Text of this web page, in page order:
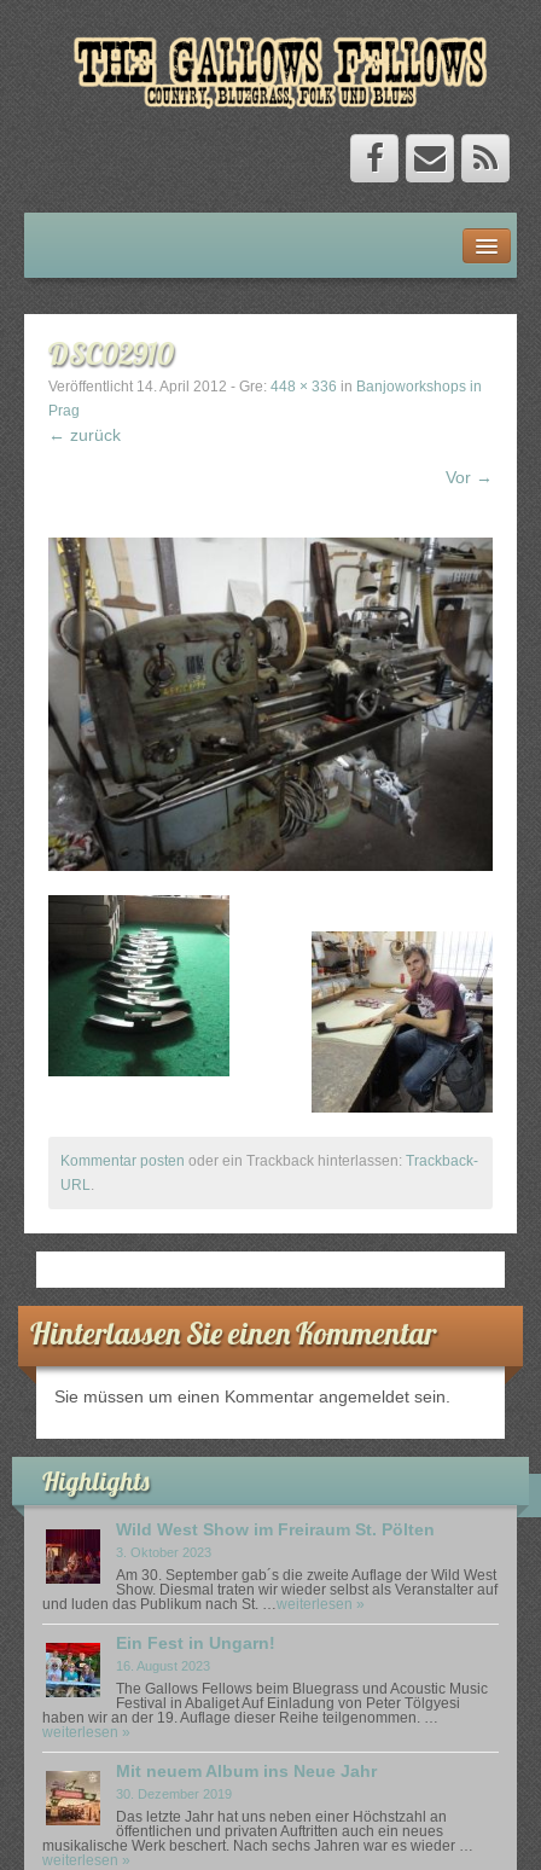
About
About The Gallows Fellows
The Gallows Fellows Story
Kontakt
Musik
Hörbeispiele
Auszüge aus dem Repertoire
Veranstaltungen
Bilder
Shop
Album „From Galway Bay to the Cumberland Gap“
Band T-Shirts
The Gallows Fellows Wild West Show
The Gallows Fellows Wild West Show – Premiere im
DSC02910
Veröffentlicht 14. April 2012 - Gre: 448 × 336 in Banjoworkshops in
Prag
← zurück
Vor →
Kommentar posten oder ein Trackback hinterlassen: Trackback-
URL
Hinterlassen Sie einen Kommentar
Sie müssen um einen Kommentar angemeldet sein.
Highlights
Wild West Show im Freiraum St. Pölten
3. Oktober 2023
Am 30. September gab´s die zweite Auflage der Wild West
Show. Diesmal traten wir wieder selbst als Veranstalter auf
und luden das Publikum nach St. … weiterlesen »
Ein Fest in Ungarn!
16. August 2023
The Gallows Fellows beim Bluegrass und Acoustic Music
Festival in Abaliget Auf Einladung von Peter Tölgyesi
haben wir an der 19. Auflage dieser Reihe teilgenommen. …
weiterlesen »
Mit neuem Album ins Neue Jahr
30. Dezember 2019
Das letzte Jahr hat uns neben einer Höchstzahl an
öffentlichen und privaten Auftritten auch ein neues
musikalische Werk beschert. Nach sechs Jahren war es wieder …
weiterlesen »